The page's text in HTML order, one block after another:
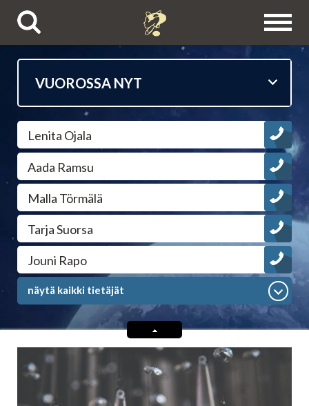
Puhelinpalvelut
Tietäjien esittelyt
Astrologit
Ennustajat
Selvänäkijät
Tarot-tulkitsijat tulkitsevat tarotkortteja
Enkelikorttitulkitsijat
Unien tulkitsijat tulkitsevat unet
Lenita Ojala
Aada Ramsu
Malla Törmälä
Tarja Suorsa
Jouni Rapo
näytä kaikki tietäjät